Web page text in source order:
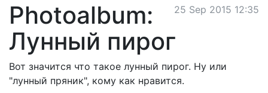
25 Sep 2015 12:35
Photoalbum:
Лунный пирог
Вот значится что такое лунный пирог. Ну или
"лунный пряник", кому как нравится.